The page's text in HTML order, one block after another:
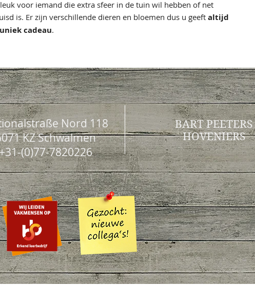
voor iemand die extra sfeer in de tuin wil hebben of net
is. Er zijn verschillende dieren en bloemen dus u geeft altijd
cadeau.
Nord 118
KZ Schwalmen
(0)77-7820226
BART PEETERS
HOVENIERS